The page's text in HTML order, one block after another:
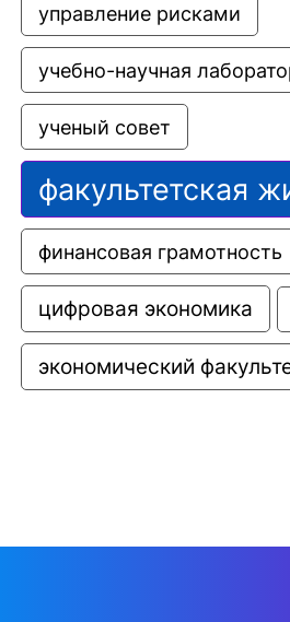
управление рисками
учебно-научная
ученый совет
факультетская
финансовая грамотность
цифровая экономика
экономический